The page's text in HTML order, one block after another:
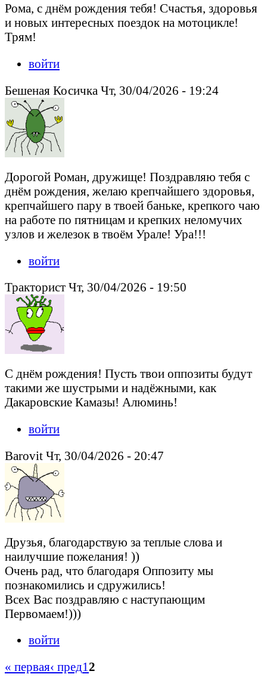
Рома, с днём рождения тебя! Счастья, здоровья
и новых интересных поездок на мотоцикле!
Трям!
войти
Бешеная Косичка Чт, 30/04/2026 - 19:24
Дорогой Роман, дружище! Поздравляю тебя с
днём рождения, желаю крепчайшего здоровья,
крепчайшего пару в твоей баньке, крепкого чаю
на работе по пятницам и крепких неломучих
узлов и железок в твоём Урале! Ура!!!
войти
Тракторист Чт, 30/04/2026 - 19:50
С днём рождения! Пусть твои оппозиты будут
такими же шустрыми и надёжными, как
Дакаровские Камазы! Алюминь!
войти
Barovit Чт, 30/04/2026 - 20:47
Друзья, благодарствую за теплые слова и
наилучшие пожелания! ))
Очень рад, что благодаря Оппозиту мы
познакомились и сдружились!
Всех Вас поздравляю с наступающим
Первомаем!)))
войти
« первая‹ пред12